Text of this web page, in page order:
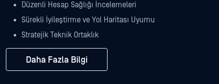
Düzenli Hesap Sağlığı İncelemeleri
Sürekli İyileştirme ve Yol Haritası Uyumu
Stratejik Teknik Ortaklık
Daha Fazla Bilgi